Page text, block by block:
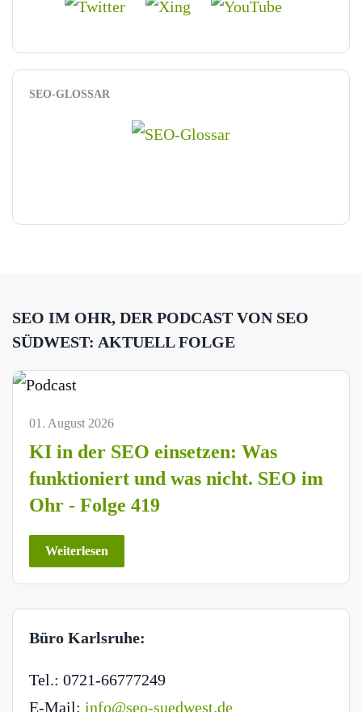
SEO-GLOSSAR
SEO IM OHR, DER PODCAST VON SEO
SÜDWEST: AKTUELL FOLGE
01. August 2026
KI in der SEO einsetzen: Was
funktioniert und was nicht. SEO im
Ohr - Folge 419
Weiterlesen
Büro Karlsruhe:
Tel.: 0721-66777249
E-Mail: info@seo-suedwest.de